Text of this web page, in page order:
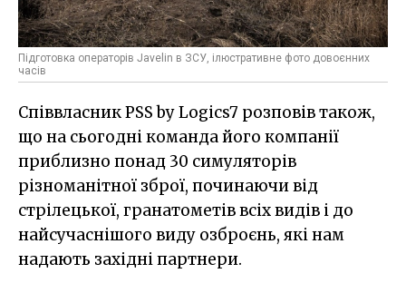
Підготовка операторів Javelin в ЗСУ, ілюстративне фото довоєнних
часів
Співвласник PSS by Logics7 розповів також,
що на сьогодні команда його компанії
приблизно понад 30 симуляторів
різноманітної зброї, починаючи від
стрілецької, гранатометів всіх видів і до
найсучаснішого виду озброєнь, які нам
надають західні партнери.